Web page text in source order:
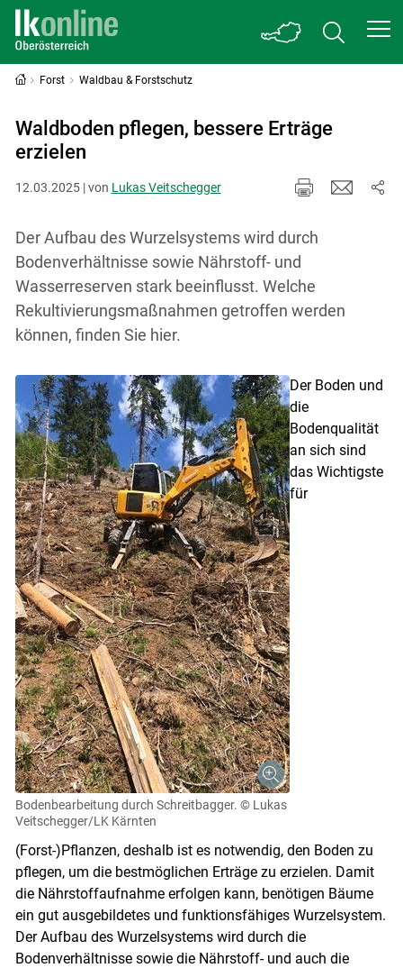
Forst Waldbau & Forstschutz
Waldboden pflegen, bessere Erträge
erzielen
12.03.2025 | von Lukas Veitschegger
Der Aufbau des Wurzelsystems wird durch
Bodenverhältnisse sowie Nährstoff- und
Wasserreserven stark beeinflusst. Welche
Rekultivierungsmaßnahmen getroffen werden
können, finden Sie hier.
Bodenbearbeitung durch Schreitbagger. © Lukas
Veitschegger/LK Kärnten
Der Boden und
die
Bodenqualität
an sich sind
das Wichtigste
für
(Forst-)Pflanzen, deshalb ist es notwendig, den Boden zu
pflegen, um die bestmöglichen Erträge zu erzielen. Damit
die Nährstoffaufnahme erfolgen kann, benötigen Bäume
ein gut ausgebildetes und funktionsfähiges Wurzelsystem.
Der Aufbau des Wurzelsystems wird durch die
Bodenverhältnisse sowie die Nährstoff- und auch die